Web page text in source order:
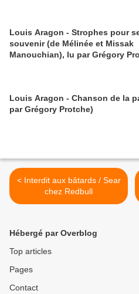
Louis Aragon - Strophes pour
souvenir (de Mélinée et Missak
Manouchian), lu par Grégory
Louis Aragon - Chanson de la
par Grégory Protche)
< Interdit aux bâtards / Sear
chez Redbull
Hébergé par Overblog
Top articles
Pages
Contact